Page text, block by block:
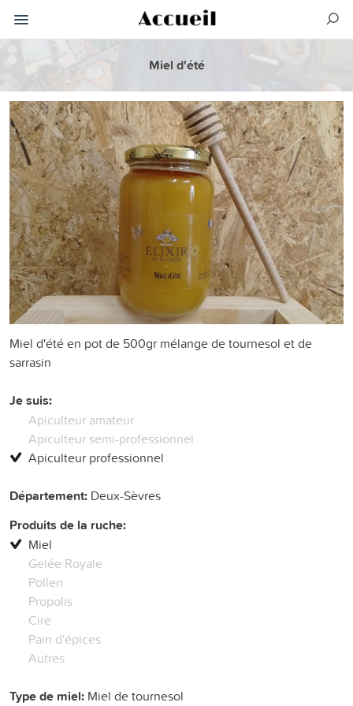
Miel d'été
Miel d'été en pot de 500gr mélange de tournesol et de
sarrasin
Je suis:
Apiculteur amateur
Apiculteur semi-professionnel
Apiculteur professionnel
Département: Deux-Sèvres
Produits de la ruche:
Miel
Gelée Royale
Pollen
Propolis
Cire
Pain d'épices
Autres
Type de miel: Miel de tournesol